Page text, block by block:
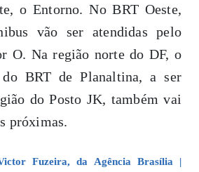
o Entorno. No BRT Oeste,
vão ser atendidas pelo
O. Na região norte do DF, o
BRT de Planaltina, a ser
do Posto JK, também vai
próximas.
Fuzeira, da Agência Brasília |